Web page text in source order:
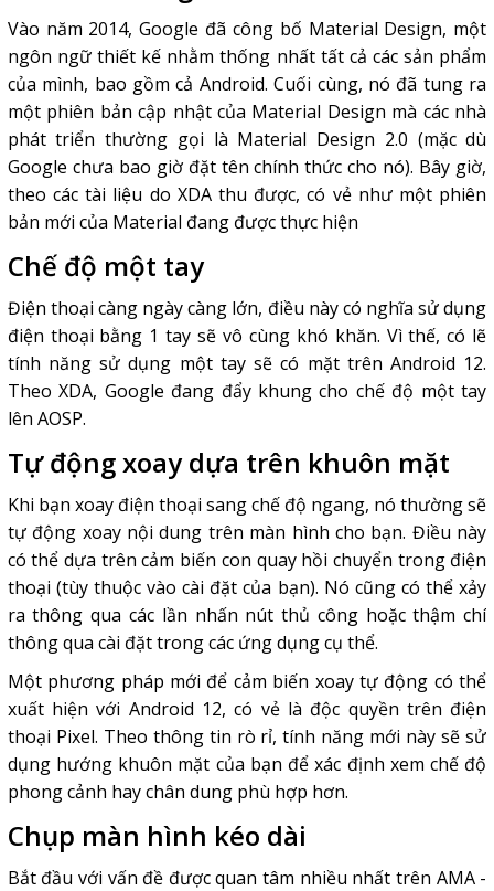
Vào năm 2014, Google đã công bố Material Design, một
ngôn ngữ thiết kế nhằm thống nhất tất cả các sản phẩm
của mình, bao gồm cả Android. Cuối cùng, nó đã tung ra
một phiên bản cập nhật của Material Design mà các nhà
phát triển thường gọi là Material Design 2.0 (mặc dù
Google chưa bao giờ đặt tên chính thức cho nó). Bây giờ,
theo các tài liệu do XDA thu được, có vẻ như một phiên
bản mới của Material đang được thực hiện
Chế độ một tay
Điện thoại càng ngày càng lớn, điều này có nghĩa sử dụng
điện thoại bằng 1 tay sẽ vô cùng khó khăn. Vì thế, có lẽ
tính năng sử dụng một tay sẽ có mặt trên Android 12.
Theo XDA, Google đang đẩy khung cho chế độ một tay
lên AOSP.
Tự động xoay dựa trên khuôn mặt
Khi bạn xoay điện thoại sang chế độ ngang, nó thường sẽ
tự động xoay nội dung trên màn hình cho bạn. Điều này
có thể dựa trên cảm biến con quay hồi chuyển trong điện
thoại (tùy thuộc vào cài đặt của bạn). Nó cũng có thể xảy
ra thông qua các lần nhấn nút thủ công hoặc thậm chí
thông qua cài đặt trong các ứng dụng cụ thể.
Một phương pháp mới để cảm biến xoay tự động có thể
xuất hiện với Android 12, có vẻ là độc quyền trên điện
thoại Pixel. Theo thông tin rò rỉ, tính năng mới này sẽ sử
dụng hướng khuôn mặt của bạn để xác định xem chế độ
phong cảnh hay chân dung phù hợp hơn.
Chụp màn hình kéo dài
Bắt đầu với vấn đề được quan tâm nhiều nhất trên AMA -